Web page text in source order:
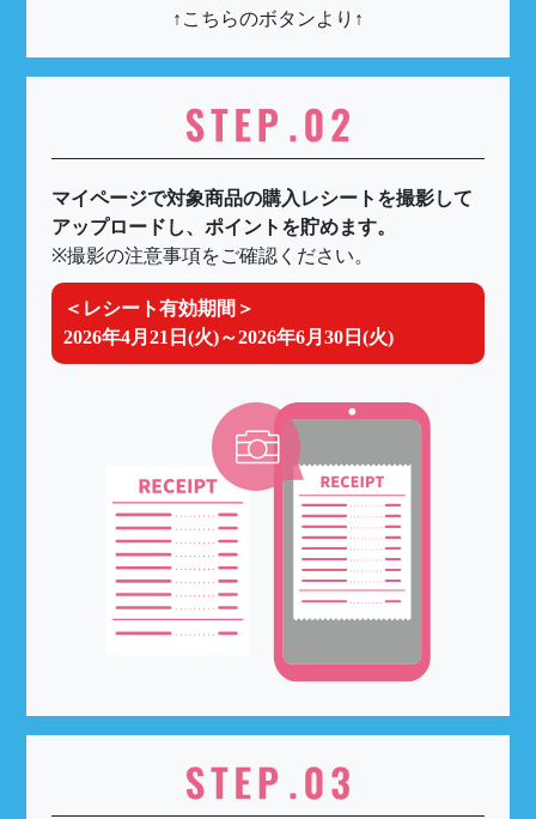
↑こちらのボタンより↑
マイページで対象商品の購入レシートを撮影して
アップロードし、ポイントを貯めます。
※撮影の注意事項をご確認ください。
＜レシート有効期間＞
2026年4月21日(火)～2026年6月30日(火)